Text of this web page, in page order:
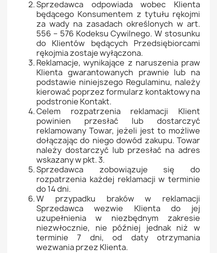
Sprzedawca odpowiada wobec Klienta
będącego Konsumentem z tytułu rękojmi
za wady na zasadach określonych w art.
556 – 576 Kodeksu Cywilnego. W stosunku
do Klientów będących Przedsiębiorcami
rękojmia zostaje wyłączona.
Reklamacje, wynikające z naruszenia praw
Klienta gwarantowanych prawnie lub na
podstawie niniejszego Regulaminu, należy
kierować poprzez formularz kontaktowy na
podstronie Kontakt.
Celem rozpatrzenia reklamacji Klient
powinien przesłać lub dostarczyć
reklamowany Towar, jeżeli jest to możliwe
dołączając do niego dowód zakupu. Towar
należy dostarczyć lub przesłać na adres
wskazany w pkt. 3.
Sprzedawca zobowiązuje się do
rozpatrzenia każdej reklamacji w terminie
do 14 dni.
W przypadku braków w reklamacji
Sprzedawca wezwie Klienta do jej
uzupełnienia w niezbędnym zakresie
niezwłocznie, nie później jednak niż w
terminie 7 dni, od daty otrzymania
wezwania przez Klienta.